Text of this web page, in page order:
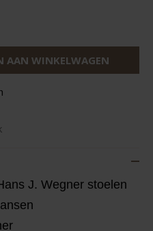
AAN WINKELWAGEN
J. Wegner stoelen